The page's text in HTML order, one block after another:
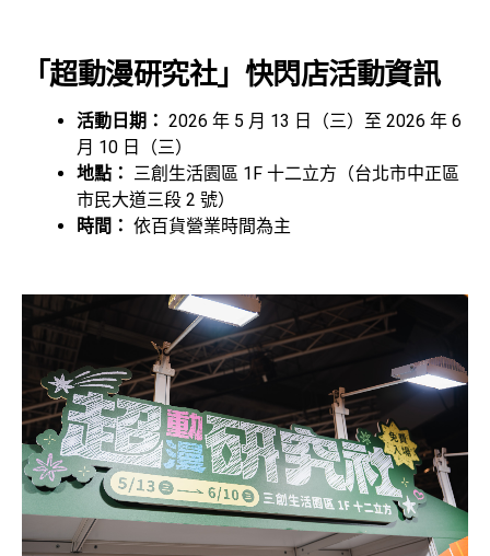
「超動漫研究社」快閃店活動資訊
活動日期： 2026 年 5 月 13 日（三）至 2026 年 6
月 10 日（三）
地點：
三創生活園區 1F 十二立方（台北市中正區
市民大道三段 2 號）
時間： 依百貨營業時間為主